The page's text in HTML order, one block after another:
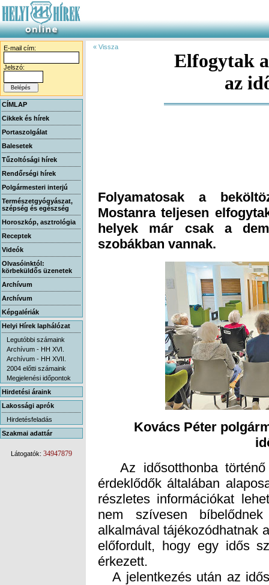
E-mail cím:
Jelszó:
CÍMLAP
Cikkek és hírek
Portaszolgálat
Balesetek
Tűzoltósági hírek
Rendőrségi hírek
Polgármesteri interjú
Természetgyógyászat,
szépség és egészség
Horoszkóp, asztrológia
Receptek
Videók
Olvasóinktól:
körbeküldős üzenetek
Archívum
Archívum
Képgalériák
Helyi Hírek laphálózat
Legutóbbi számaink
Archívum - HH XVI.
Archívum - HH XVII.
2004 előtti számaink
Megjelenési időpontok
Hirdetési áraink
Lakossági aprók
Hirdetésfeladás
Szakmai adattár
Látogatók: 34947879
« Vissza
Elfogytak
az
Folyamatosak a
Mostanra teljesen
helyek már csak a
szobákban vannak.
Kovács Péter
Az idősotthonba
érdeklődők általában
részletes információkat
nem szívesen
alkalmával
előfordult, hogy egy
érkezett.
A jelentkezés után az
állapota részletes
felvételi feltételeknek. A
venni, aki viszont annál
meghatározott gondozási
hetében az
beköltözése várható